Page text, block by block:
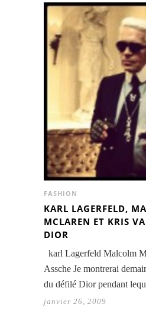
FASHION
KARL LAGERFELD,
MCLAREN ET KRIS
DIOR
karl Lagerfeld Malcolm
Assche Je montrerai
du défilé Dior pendant
janvier 26, 2009